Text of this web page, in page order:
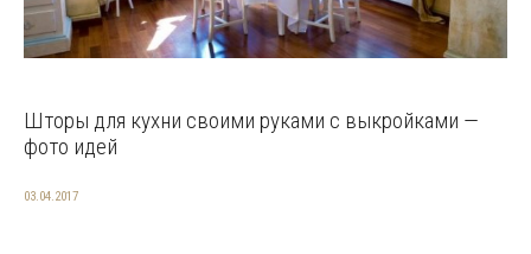
Шторы для кухни своими руками с выкройками —
фото идей
03.04.2017